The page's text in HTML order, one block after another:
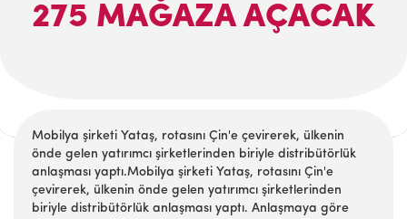
275 MAĞAZA AÇACAK
Mobilya şirketi Yataş, rotasını Çin'e çevirerek, ülkenin
önde gelen yatırımcı şirketlerinden biriyle distribütörlük
anlaşması yaptı.Mobilya şirketi Yataş, rotasını Çin'e
çevirerek, ülkenin önde gelen yatırımcı şirketlerinden
biriyle distribütörlük anlaşması yaptı. Anlaşmaya göre